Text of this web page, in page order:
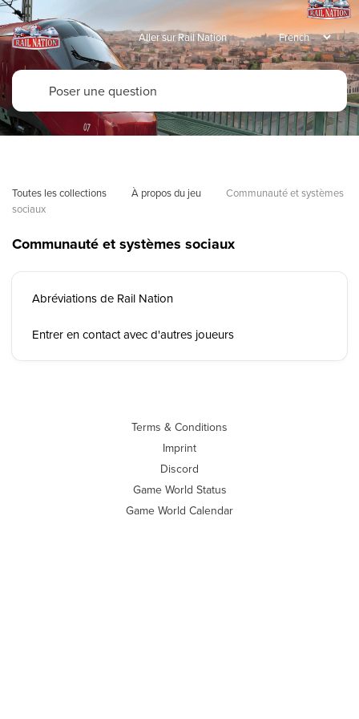
Aller sur Rail Nation
Toutes les collections À propos du jeu
Communauté et systèmes
sociaux
Communauté et systèmes sociaux
Abréviations de Rail Nation
Entrer en contact avec d'autres joueurs
Terms & Conditions
Imprint
Discord
Game World Status
Game World Calendar